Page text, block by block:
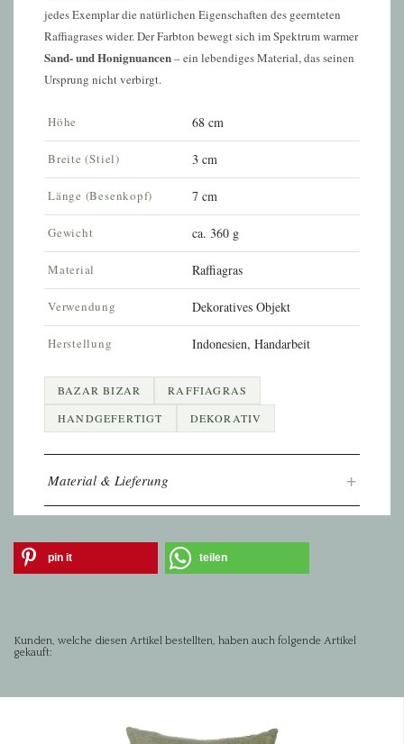
jedes Exemplar die natürlichen Eigenschaften des geernteten
Raffiagrases wider. Der Farbton bewegt sich im Spektrum warmer
Sand- und Honignuancen– ein lebendiges Material, das seinen
Ursprung nicht verbirgt.
Höhe 68 cm
Breite (Stiel) 3 cm
Länge (Besenkopf) 7 cm
Gewicht ca. 360 g
Material Raffiagras
Verwendung Dekoratives Objekt
Herstellung Indonesien, Handarbeit
BAZAR BIZAR
RAFFIAGRAS
HANDGEFERTIGT
DEKORATIV
Material & Lieferung +
pin it teilen
Kunden, welche diesen Artikel bestellten, haben auch folgende Artikel
gekauft: